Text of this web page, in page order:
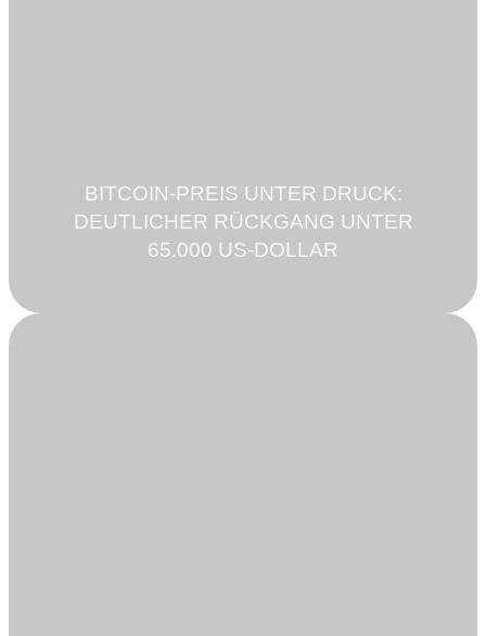
BITCOIN-PREIS UNTER DRUCK:
DEUTLICHER RÜCKGANG UNTER
65.000 US-DOLLAR